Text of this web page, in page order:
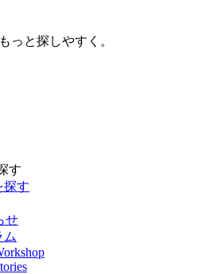
っと探しやすく。
す
探す
せ
ム